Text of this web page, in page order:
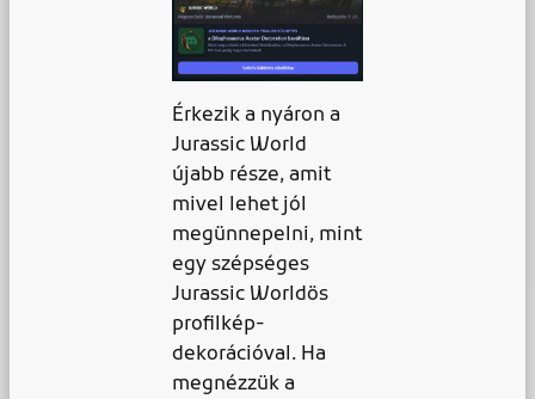
Érkezik a nyáron a
Jurassic World
újabb része, amit
mivel lehet jól
megünnepelni, mint
egy szépséges
Jurassic Worldös
profilkép-
dekorációval. Ha
megnézzük a